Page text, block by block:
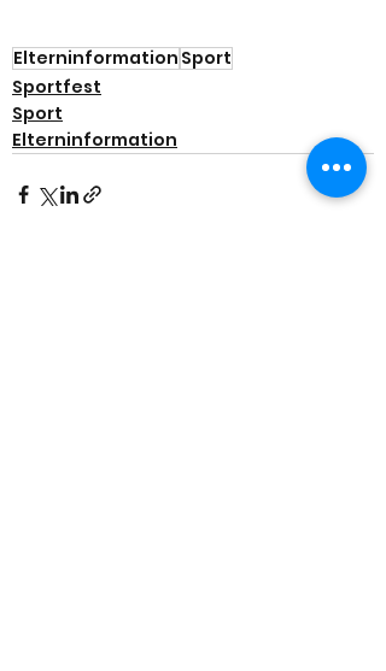
Elterninformation Sport
Sportfest
Sport
Elterninformation